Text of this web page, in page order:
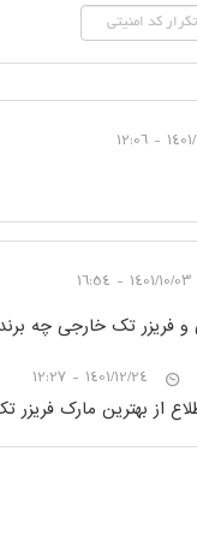
و فریزر تک خارجی چه
از بهترین مارک